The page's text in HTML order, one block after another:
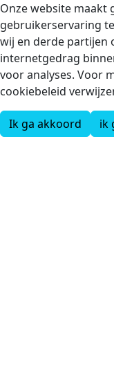
Onze website maakt
gebruikerservaring
wij en derde partijen
internetgedrag
voor analyses. Voor
cookiebeleid
Ik ga akkoord ik